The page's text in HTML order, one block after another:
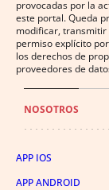
provocadas por la
este portal. Queda
modificar,
permiso explícito
los derechos de
proveedores de
NOSOTROS
APP IOS
APP ANDROID